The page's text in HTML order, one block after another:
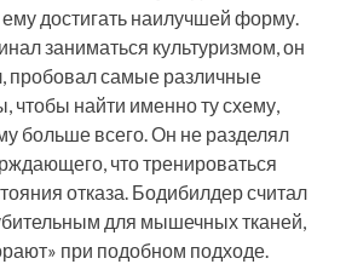
ему достигать наилучшей форму.
заниматься культуризмом, он
пробовал самые различные
чтобы найти именно ту схему,
больше всего. Он не разделял
что тренироваться
отказа. Бодибилдер считал
для мышечных тканей,
при подобном подходе.